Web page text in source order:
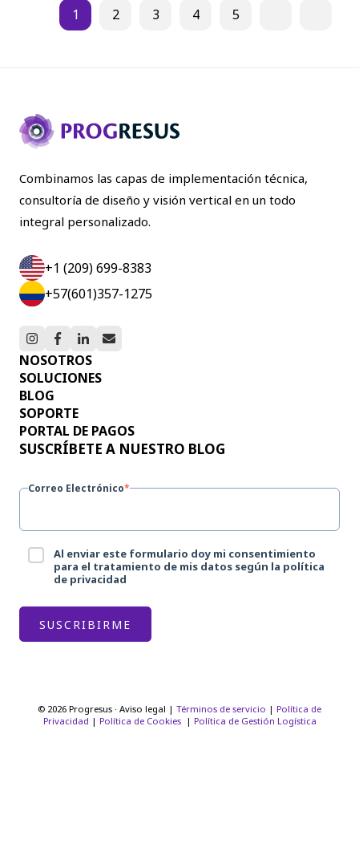
1 2 3 4 5
Combinamos las capas de implementación técnica,
consultoría de diseño y visión vertical en un todo
integral personalizado.
+1 (209) 699-8383
+57(601)357-1275
NOSOTROS
SOLUCIONES
BLOG
SOPORTE
PORTAL DE PAGOS
SUSCRÍBETE A NUESTRO BLOG
Correo Electrónico*
Al enviar este formulario doy mi consentimiento
para el tratamiento de mis datos según la política
de privacidad
© 2026 Progresus · Aviso legal | Términos de servicio | Política de
Privacidad | Política de Cookies| Política de Gestión Logística